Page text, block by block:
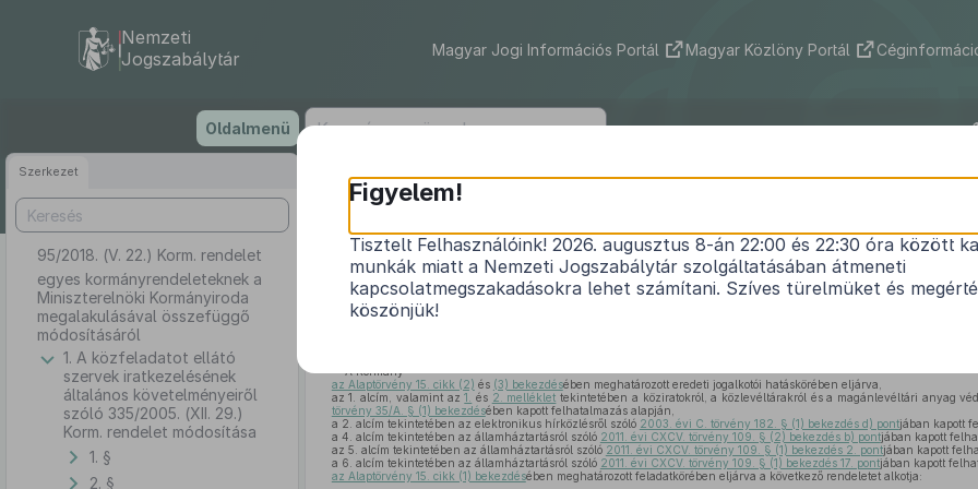
tartalomra
Nemzeti
Jogszabálytár
Magyar Jogi Információs Portál Magyar Közlöny Portál
Oldalmenü
Szerkezet
95/2018. (V. 22.) Korm. rendelet
egyes kormányrendeleteknek a
Miniszterelnöki Kormányiroda
megalakulásával összefüggő
módosításáról
1. A közfeladatot ellátó
szervek iratkezelésének
általános követelményeiről
szóló 335/2005. (XII. 29.)
Korm. rendelet módosítása
1. §
2. §
95/2018. (V. 22.) Korm. rendelet
egyes kormányrendeleteknek a Miniszterelnöki Kormányiroda
összefüggő módosításáról1
A Kormány
az Alaptörvény 15. cikk (2) és (3) bekezdésében meghatározott eredeti jogalkotói hatáskörében eljárva,
az 1. alcím, valamint az1. és 2. melléklet tekintetében a köziratokról, a közlevéltárakról és a magánlevéltári anyag
törvény 35/A. § (1) bekezdésében kapott felhatalmazás alapján,
a 2. alcím tekintetében az elektronikus hírközlésről szóló 2003. évi C. törvény 182. § (1) bekezdés d) pontjában kapott
a 4. alcím tekintetében az államháztartásról szóló 2011. évi CXCV. törvény 109. § (2) bekezdés b) pontjában kapott
az 5. alcím tekintetében az államháztartásról szóló 2011. évi CXCV. törvény 109. § (1) bekezdés 2. pontjában kapott
a 6. alcím tekintetében az államháztartásról szóló 2011. évi CXCV. törvény 109. § (1) bekezdés 17. pontjában kapott
az Alaptörvény 15. cikk (1) bekezdésében meghatározott feladatkörében eljárva a következő rendeletet alkotja:
Figyelem!
Tisztelt Felhasználóink! 2026. augusztus 8-án 22:00 és 22:30 óra között
munkák miatt a Nemzeti Jogszabálytár szolgáltatásában átmeneti
kapcsolatmegszakadásokra lehet számítani. Szíves türelmüket és
köszönjük!